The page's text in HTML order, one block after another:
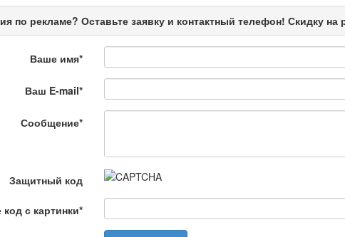
/ Маңызды сұрақ
по рекламе? Оставьте заявку и контактный телефон! Скидку на
Ваше имя*
Ваш E-mail*
Сообщение*
Защитный код
код с картинки*